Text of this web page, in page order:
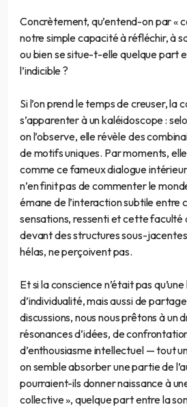
Concrètement, qu’entend-on par «
notre simple capacité à réfléchir, à
ou bien se situe-t-elle quelque part
l’indicible ?
Si l’on prend le temps de creuser, la
s’apparenter à un kaléidoscope :
on l’observe, elle révèle des
de motifs uniques. Par moments,
comme ce fameux dialogue
n’en finit pas de commenter le
émane de l’interaction subtile entre
sensations, ressenti et cette faculté
devant des structures sous-
hélas, ne perçoivent pas.
Et si la conscience n’était pas
d’individualité, mais aussi de
discussions, nous nous prêtons à un
résonances d’idées, de
d’enthousiasme intellectuel — tout
on semble absorber une partie de
pourraient-ils donner naissance à
collective », quelque part entre la